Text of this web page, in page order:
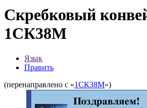
Скребковый
1СК38М
Язык
Править
(перенаправлено с «1СК38М»)
Поздравляем!